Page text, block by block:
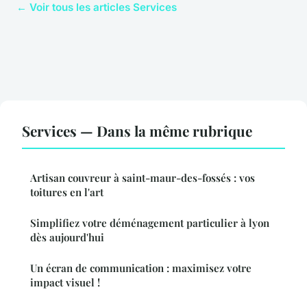
← Voir tous les articles Services
Services — Dans la même rubrique
Artisan couvreur à saint-maur-des-fossés : vos
toitures en l'art
Simplifiez votre déménagement particulier à lyon
dès aujourd'hui
Un écran de communication : maximisez votre
impact visuel !